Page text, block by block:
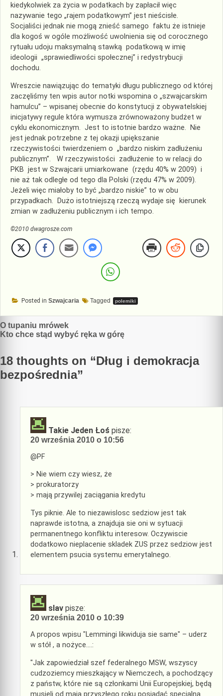
kiedykolwiek za życia w podatkach by zapłacił więc
nazywanie tego „rajem podatkowym” jest nieścisłe.
Socjaliści jednak nie mogą znieść samego faktu że istnieje
dla kogoś w ogóle możliwość uwolnienia się od corocznego
rytuału udoju maksymalną stawką podatkową w imię
ideologii „sprawiedliwości społecznej” i redystrybucji
dochodu.
Wreszcie nawiązując do tematyki długu publicznego od której
zaczęliśmy ten wpis autor notki wspomina o „szwajcarskim
hamulcu” – wpisanej obecnie do konstytucji z obywatelskiej
inicjatywy regule która wymusza zrównoważony budżet w
cyklu ekonomicznym. Jest to istotnie bardzo ważne. Nie
jest jednak potrzebne z tej okazji upiększanie
rzeczywistości twierdzeniem o „bardzo niskim zadłużeniu
publicznym”. W rzeczywistości zadłużenie to w relacji do
PKB jest w Szwajcarii umiarkowane (rzędu 40% w 2009) i
nie aż tak odległe od tego dla Polski (rzędu 47% w 2009).
Jeżeli więc miałoby to być „bardzo niskie” to w obu
przypadkach. Dużo istotniejszą rzeczą wydaje się kierunek
zmian w zadłużeniu publicznym i ich tempo.
©2010 dwagrosze.com
Posted in Szwajcaria Tagged polemiki
Nawigacja
wpisu
O tupaniu mrówek
Kto chce stąd wybyć ręka w górę
18 thoughts on “Dług i demokracja
bezpośrednia”
Takie Jeden Łoś pisze:
20 września 2010 o 10:56
@PF
> Nie wiem czy wiesz, że
> prokuratorzy
> mają przywilej zaciągania kredytu
Tys piknie. Ale to niezawislosc sedziow jest tak
naprawde istotna, a znajduja sie oni w sytuacji
permanentnego konfliktu interesow. Oczywiscie
dodatkowo nieplacenie skladek ZUS przez sedziow jest
elementem psucia systemu emerytalnego.
slav pisze:
20 września 2010 o 10:39
A propos wpisu "Lemmingi likwiduja sie same" – uderz
w stół , a nożyce….:
"Jak zapowiedział szef federalnego MSW, wszyscy
cudzoziemcy mieszkający w Niemczech, a pochodzący
z państw, które nie są członkami Unii Europejskiej, będą
musieli od maja przyszłego roku posiadać specjalną